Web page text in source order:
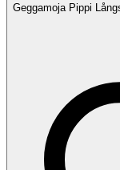
Geggamoja Pippi